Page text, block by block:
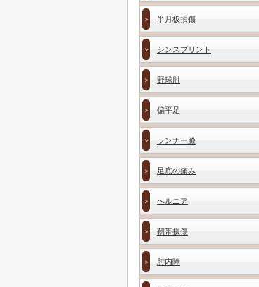
半月板損傷
シンスプリント
野球肘
偏平足
ランナー膝
足底の痛み
ヘルニア
靭帯損傷
肘内障